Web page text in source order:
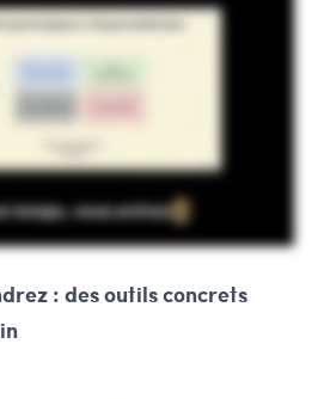
: des outils concrets